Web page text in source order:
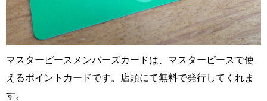
マスターピースメンバーズカードは、マスターピースで使
えるポイントカードです。店頭にて無料で発行してくれま
す。